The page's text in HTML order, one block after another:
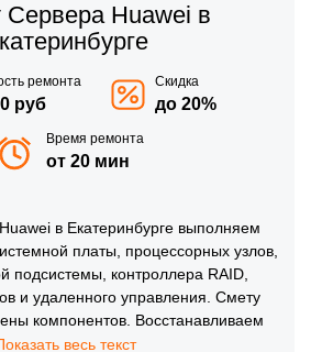
Сервера Huawei в
ремонта
руб
Скидка
до 20%
Время ремонта
от 20 мин
в Екатеринбурге выполняем
платы, процессорных узлов,
подсистемы, контроллера RAID,
и удаленного управления. Смету
компонентов. Восстанавливаем
хранилища и корректный старт,